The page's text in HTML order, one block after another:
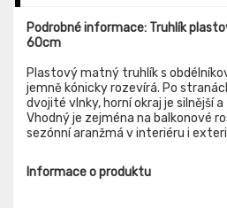
Podrobné informace: Truhlík
60cm
Plastový matný truhlík s
jemně kónicky rozevírá. Po
dvojité vlnky, horní okraj je silnější
Vhodný je zejména na balkonové
sezónní aranžmá v interiéru i
Informace o produktu